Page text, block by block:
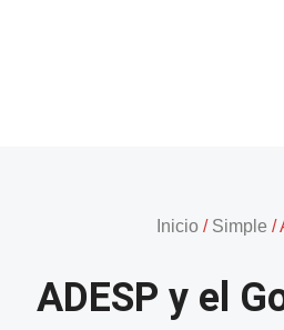
Inicio / Simple /
ADESP y el